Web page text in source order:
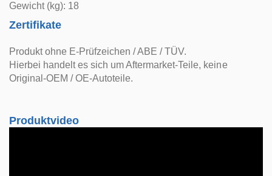
Gewicht (kg): 18
Zertifikate
Produkt ohne E-Prüfzeichen / ABE / TÜV.
Hierbei handelt es sich um Aftermarket-Teile, keine
Original-OEM / OE-Autoteile.
Produktvideo